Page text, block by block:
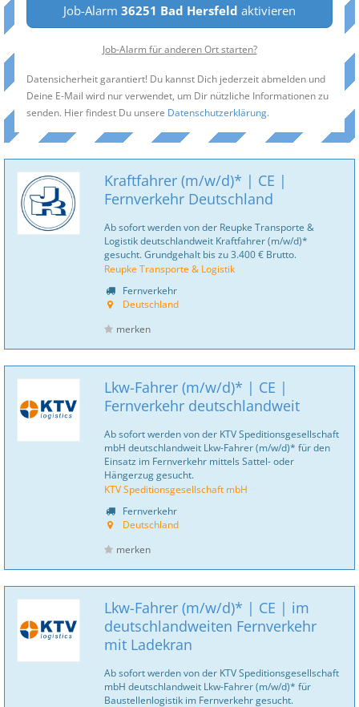
Job-Alarm 36251 Bad Hersfeld aktivieren
Job-Alarm für anderen Ort starten?
Datensicherheit garantiert! Du kannst Dich jederzeit abmelden und
Deine E-Mail wird nur verwendet, um Dir nützliche Informationen zu
senden. Hier findest Du unsere Datenschutzerklärung.
Kraftfahrer (m/w/d)* | CE |
Fernverkehr Deutschland
Ab sofort werden von der Reupke Transporte &
Logistik deutschlandweit Kraftfahrer (m/w/d)*
gesucht. Grundgehalt bis zu 3.400 € Brutto.
Reupke Transporte & Logistik
Fernverkehr
Deutschland
merken
Lkw-Fahrer (m/w/d)* | CE |
Fernverkehr deutschlandweit
Ab sofort werden von der KTV Speditionsgesellschaft
mbH deutschlandweit Lkw-Fahrer (m/w/d)* für den
Einsatz im Fernverkehr mittels Sattel- oder
Hängerzug gesucht.
KTV Speditionsgesellschaft mbH
Fernverkehr
Deutschland
merken
Lkw-Fahrer (m/w/d)* | CE | im
deutschlandweiten Fernverkehr
mit Ladekran
Ab sofort werden von der KTV Speditionsgesellschaft
mbH deutschlandweit Lkw-Fahrer (m/w/d)* für
Baustellenlogistik im Fernverkehr gesucht.